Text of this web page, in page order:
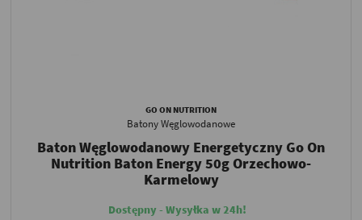
GO ON NUTRITION
Batony Węglowodanowe
Baton Węglowodanowy Energetyczny Go On
Nutrition Baton Energy 50g Orzechowo-
Karmelowy
Dostępny - Wysyłka w 24h!